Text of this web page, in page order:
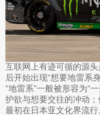
互联网上有迹可循的源
后开始出现“想要地雷系
“地雷系”一般被形容为“
护欲与想要交往的冲动；
最初在日本亚文化界流